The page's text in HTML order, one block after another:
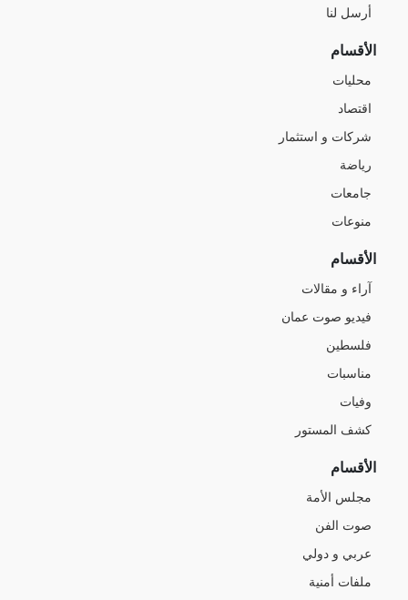
أرسل لنا
الأقسام
محليات
اقتصاد
شركات و استثمار
رياضة
جامعات
منوعات
الأقسام
آراء و مقالات
فيديو صوت عمان
فلسطين
مناسبات
وفيات
كشف المستور
الأقسام
مجلس الأمة
صوت الفن
عربي و دولي
ملفات أمنية